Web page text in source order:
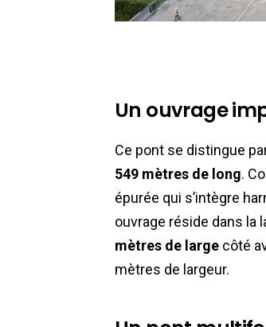
Un ouvrage
Ce pont se distingue
549 mètres de long.
épurée qui s’intègre
ouvrage réside dans la
mètres de large côté
mètres de largeur.